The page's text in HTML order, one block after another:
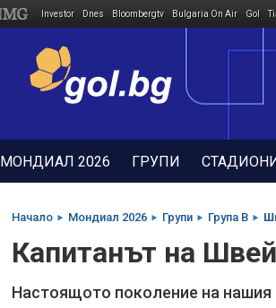
Investor Dnes Bloombergtv Bulgaria On Air Gol
МОНДИАЛ 2026 ГРУПИ
Начало Мондиал 2026 Групи Група B
Капитанът на
Настоящото поколение на